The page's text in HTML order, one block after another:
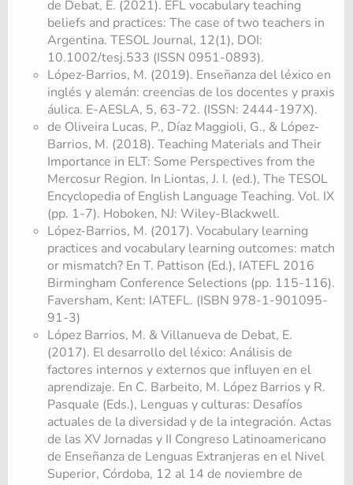
de Debat, E. (2021). EFL vocabulary teaching
beliefs and practices: The case of two teachers in
Argentina. TESOL Journal, 12(1), DOI:
10.1002/tesj.533 (ISSN 0951-0893).
López-Barrios, M. (2019). Enseñanza del léxico en
inglés y alemán: creencias de los docentes y praxis
áulica. E-AESLA, 5, 63-72. (ISSN: 2444-197X).
de Oliveira Lucas, P., Díaz Maggioli, G., & López‐
Barrios, M. (2018). Teaching Materials and Their
Importance in ELT: Some Perspectives from the
Mercosur Region. In Liontas, J. I. (ed.), The TESOL
Encyclopedia of English Language Teaching. Vol. IX
(pp. 1-7). Hoboken, NJ: Wiley-Blackwell.
López-Barrios, M. (2017). Vocabulary learning
practices and vocabulary learning outcomes: match
or mismatch? En T. Pattison (Ed.), IATEFL 2016
Birmingham Conference Selections (pp. 115-116).
Faversham, Kent: IATEFL. (ISBN 978-1-901095-
91-3)
López Barrios, M. & Villanueva de Debat, E.
(2017). El desarrollo del léxico: Análisis de
factores internos y externos que influyen en el
aprendizaje. En C. Barbeito, M. López Barrios y R.
Pasquale (Eds.), Lenguas y culturas: Desafíos
actuales de la diversidad y de la integración. Actas
de las XV Jornadas y II Congreso Latinoamericano
de Enseñanza de Lenguas Extranjeras en el Nivel
Superior, Córdoba, 12 al 14 de noviembre de